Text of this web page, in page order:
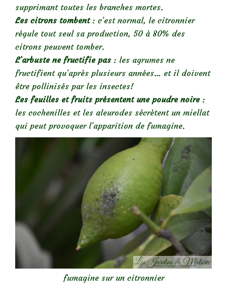
supprimant toutes les branches mortes.
Les citrons tombent: c’est normal, le citronnier
régule tout seul sa production, 50 à 80% des
citrons peuvent tomber.
L’arbuste ne fructifie pas : les agrumes ne
fructifient qu’après plusieurs années… et il doivent
être pollinisés par les insectes!
Les feuilles et fruits présentent une poudre noire:
les cochenilles et les aleurodes sécrètent un miellat
qui peut provoquer l’apparition de fumagine.
fumagine sur un citronnier